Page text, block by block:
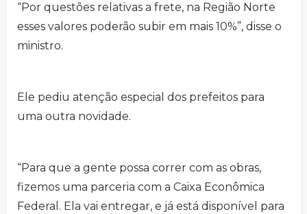
“Por questões relativas a frete, na Região Norte
esses valores poderão subir em mais 10%”, disse o
ministro.
Ele pediu atenção especial dos prefeitos para
uma outra novidade.
“Para que a gente possa correr com as obras,
fizemos uma parceria com a Caixa Econômica
Federal. Ela vai entregar, e já está disponível para